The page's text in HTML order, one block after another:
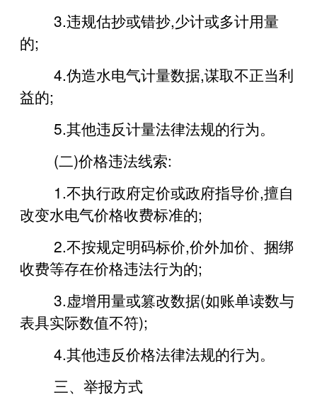
3.违规估抄或错抄,少计或多计用量
的;
4.伪造水电气计量数据,谋取不正当利
益的;
5.其他违反计量法律法规的行为。
(二)价格违法线索:
1.不执行政府定价或政府指导价,擅自
改变水电气价格收费标准的;
2.不按规定明码标价,价外加价、捆绑
收费等存在价格违法行为的;
3.虚增用量或篡改数据(如账单读数与
表具实际数值不符);
4.其他违反价格法律法规的行为。
三、举报方式